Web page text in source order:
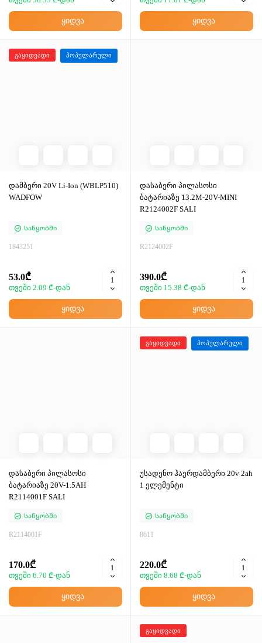
ყიდვა ყიდვა
გაყიდვადი პოპულარული
დამბერი 20V Li-Ion (WBLP510)
WADFOW
Საწყობში
1843251
53.0₾
თვეში 2.09 ₾-დან
ყიდვა
დასაბერი პილასოსი
ბატარიაზე 13.2M-20V-MINI
R2124002F SALI
Საწყობში
R2124002F
390.0₾
თვეში 15.38 ₾-დან
ყიდვა
დასაბერი პილასოსი
ბატარიაზე 20V-1.5AH
R2114001F SALI
Საწყობში
R2114001F
170.0₾
თვეში 6.70 ₾-დან
ყიდვა
გაყიდვადი პოპულარული
უსადენო ჰაერდამბერი 20v 2ah
1 ელემენტი
Საწყობში
8611
220.0₾
თვეში 8.68 ₾-დან
ყიდვა
გაყიდვადი